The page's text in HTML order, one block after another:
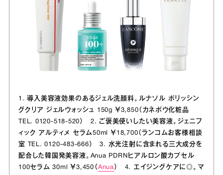
1. 導入美容液効果のあるジェル洗顔料。ルナソル ポリッシン
グクリア ジェルウォッシュ 150g ￥3,850（カネボウ化粧品
TEL. 0120-518-520） 2. ご褒美使いしたい美容液。ジェニフ
ィック アルティメ セラム50ml ￥18,700（ランコムお客様相談
室 TEL. 0120-483-666） 3. 水光注射に含まれる三大成分を
配合した韓国発美容液。Anua PDRNヒアルロン酸カプセル
100セラム 30ml ￥3,450（Anua） 4. エイジングケアに◎。マ